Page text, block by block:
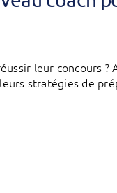
leur concours
stratégies de